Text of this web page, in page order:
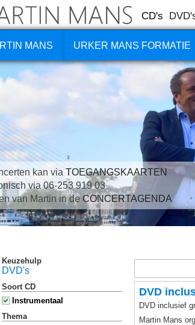
CD's
MANS URKER MANS FORMATIE
kan via TOEGANGSKAARTEN
via 06-253 919 03
van Martin in deCONCERTAGENDA
Keuzehulp
DVD's
Soort CD
Instrumentaal
Thema
DVD
DVD inclusief
Martin Mans